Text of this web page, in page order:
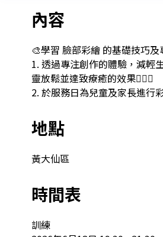
內容
🎨學習 臉部彩繪 的基礎技巧及
1. 透過專注創作的體驗，減輕
靈放鬆並達致療癒的效果🧘🏻‍♀️
2. 於服務日為兒童及家長進行
地點
黃大仙區
時間表
訓練